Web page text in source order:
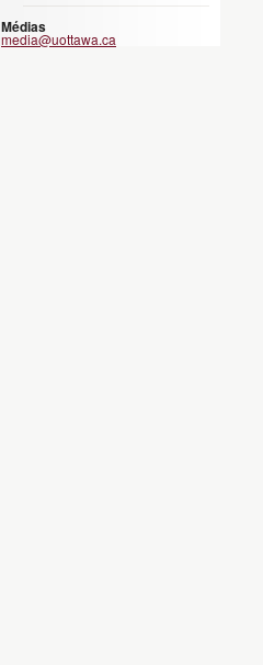
Médias
media@uottawa.ca